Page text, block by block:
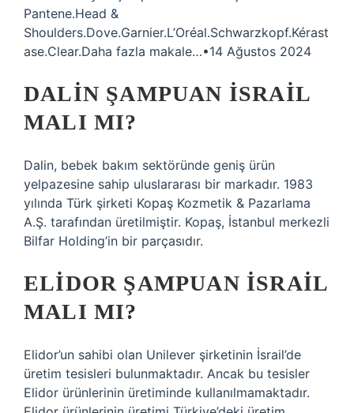
Pantene.Head &
Shoulders.Dove.Garnier.L’Oréal.Schwarzkopf.Kérast
ase.Clear.Daha fazla makale…•14 Ağustos 2024
DALIN ŞAMPUAN İSRAIL
MALI MI?
Dalin, bebek bakım sektöründe geniş ürün
yelpazesine sahip uluslararası bir markadır. 1983
yılında Türk şirketi Kopaş Kozmetik & Pazarlama
A.Ş. tarafından üretilmiştir. Kopaş, İstanbul merkezli
Bilfar Holding’in bir parçasıdır.
ELIDOR ŞAMPUAN İSRAIL
MALI MI?
Elidor’un sahibi olan Unilever şirketinin İsrail’de
üretim tesisleri bulunmaktadır. Ancak bu tesisler
Elidor ürünlerinin üretiminde kullanılmamaktadır.